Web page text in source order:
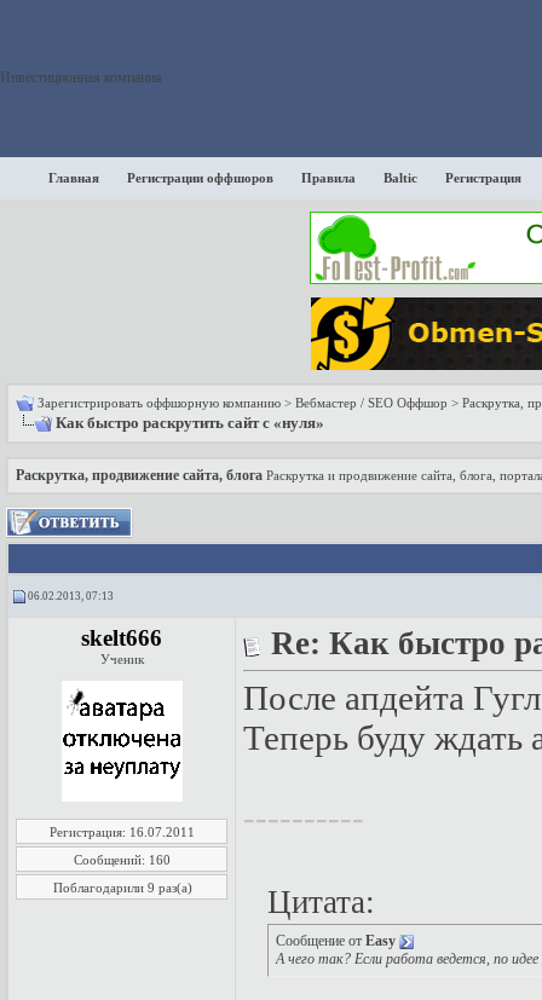
Инвестиционная компания
Главная Регистрации оффшоров Правила Baltic Регистрация
Зарегистрировать оффшорную компанию > Вебмастер / SEO Оффшор > Раскрутка,
Как быстро раскрутить сайт с «нуля»
Раскрутка, продвижение сайта, блога Раскрутка и продвижение сайта, блога,
06.02.2013, 07:13
skelt666
Ученик
Регистрация: 16.07.2011
Сообщений: 160
Поблагодарили 9 раз(а)
Re: Как быстро
После апдейта
Теперь буду ждать
----------
Цитата:
Сообщение от Easy
А чего так? Если работа ведется, по